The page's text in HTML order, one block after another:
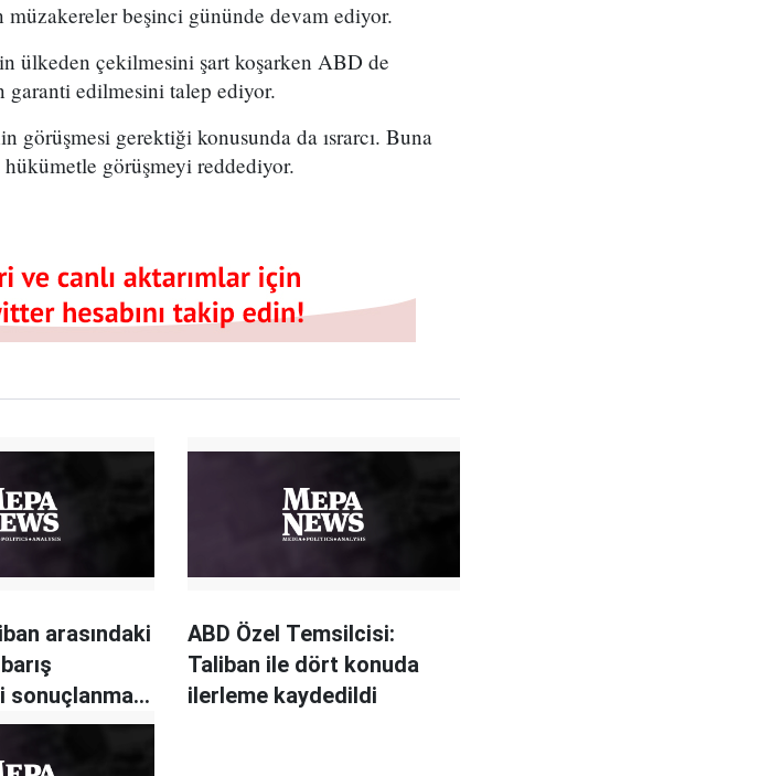
beşinci gününde devam ediyor.
ülkeden çekilmesini şart koşarken ABD de
garanti edilmesini talep ediyor.
gerektiği konusunda da ısrarcı. Buna
görüşmeyi reddediyor.
arasındaki
sonuçlanmak
ABD Özel Temsilcisi:
Taliban ile dört konuda
ilerleme kaydedildi